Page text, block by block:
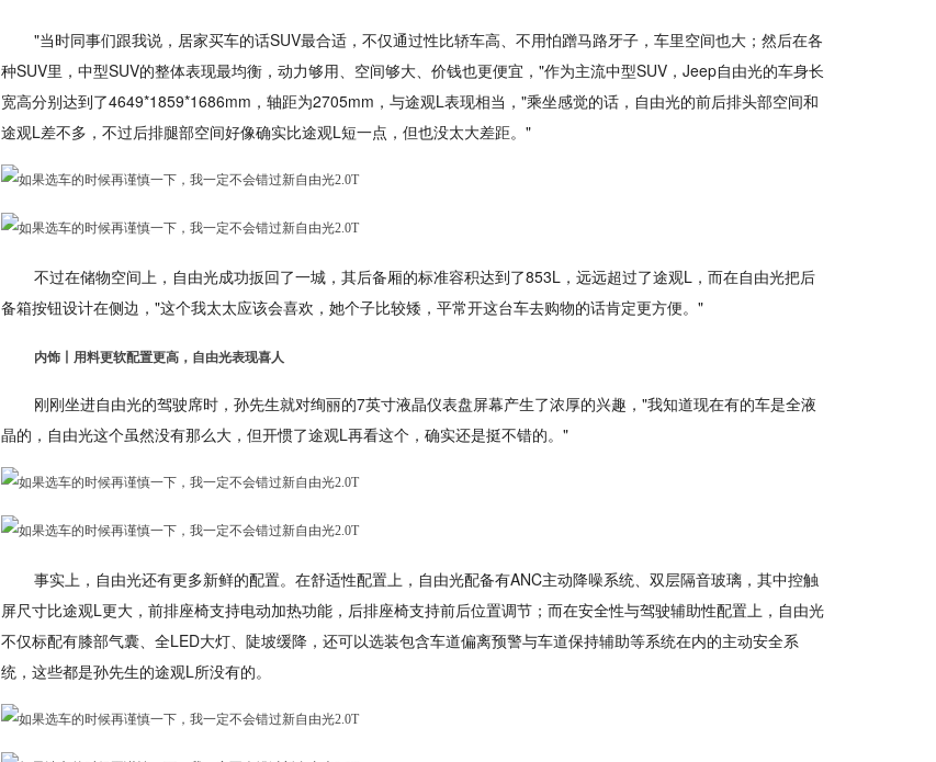
"当时同事们跟我说，居家买车的话SUV最合适，不仅通过性比轿车高、不用怕蹭马路牙子，车里空间也大；然后在各
种SUV里，中型SUV的整体表现最均衡，动力够用、空间够大、价钱也更便宜，"作为主流中型SUV，Jeep自由光的车身长
宽高分别达到了4649*1859*1686mm，轴距为2705mm，与途观L表现相当，"乘坐感觉的话，自由光的前后排头部空间和
途观L差不多，不过后排腿部空间好像确实比途观L短一点，但也没太大差距。"
不过在储物空间上，自由光成功扳回了一城，其后备厢的标准容积达到了853L，远远超过了途观L，而在自由光把后
备箱按钮设计在侧边，"这个我太太应该会喜欢，她个子比较矮，平常开这台车去购物的话肯定更方便。"
内饰丨用料更软配置更高，自由光表现喜人
刚刚坐进自由光的驾驶席时，孙先生就对绚丽的7英寸液晶仪表盘屏幕产生了浓厚的兴趣，"我知道现在有的车是全液
晶的，自由光这个虽然没有那么大，但开惯了途观L再看这个，确实还是挺不错的。"
事实上，自由光还有更多新鲜的配置。在舒适性配置上，自由光配备有ANC主动降噪系统、双层隔音玻璃，其中控触
屏尺寸比途观L更大，前排座椅支持电动加热功能，后排座椅支持前后位置调节；而在安全性与驾驶辅助性配置上，自由光
不仅标配有膝部气囊、全LED大灯、陡坡缓降，还可以选装包含车道偏离预警与车道保持辅助等系统在内的主动安全系
统，这些都是孙先生的途观L所没有的。